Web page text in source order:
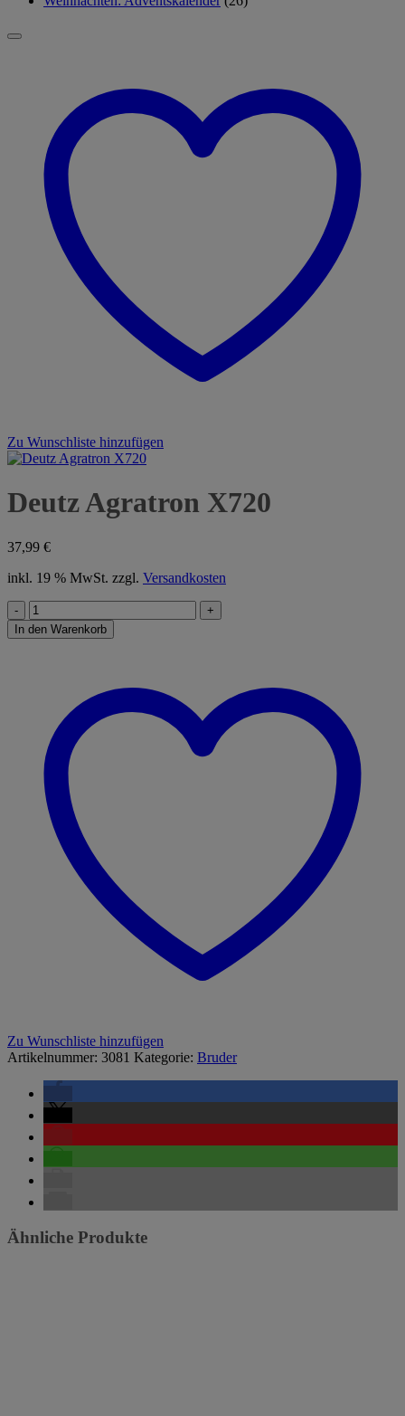
Zu Wunschliste hinzufügen
Deutz Agratron X720
37,99 €
inkl. 19 % MwSt. zzgl. Versandkosten
Deutz
Agratron
X720
In den Warenkorb
Zu Wunschliste hinzufügen
Artikelnummer: 3081 Kategorie: Bruder
Ähnliche Produkte